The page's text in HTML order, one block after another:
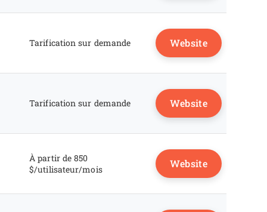
Tarification sur demande Website
Tarification sur demande Website
À partir de 850
$/utilisateur/mois
Website